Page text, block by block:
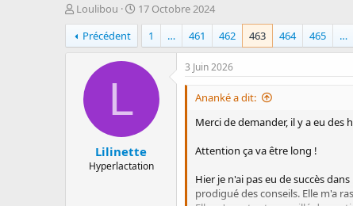
D
é
m
a
Loulibou
D
a
e
d
u
t
17 Octobre 2024
Précédent
1 … 461 462 463 464 465 …
L
Lilinette
Hyperlactation
3 Juin 2026
Ananké a dit:
Merci de demander, il y a eu des
Attention ça va être long !
Hier je n'ai pas eu de succès
prodigué des conseils. Elle m'a